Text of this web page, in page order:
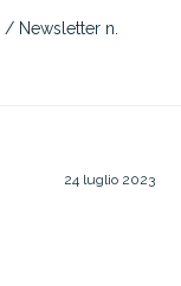
/ Newsletter n.
24 luglio 2023